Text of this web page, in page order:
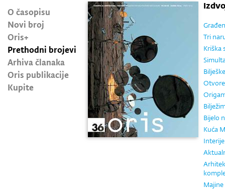
O časopisu
Novi broj
Oris+
Prethodni brojevi
Arhiva članaka
Oris publikacije
Kupite
Tri
Kriška
Bijelo
Kuća